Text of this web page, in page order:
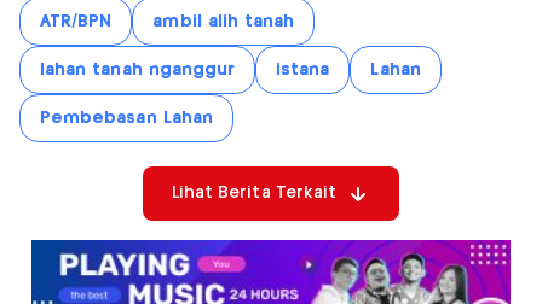
ATR/BPN ambil alih tanah
lahan tanah nganggur istana Lahan
Pembebasan Lahan
Lihat Berita Terkait